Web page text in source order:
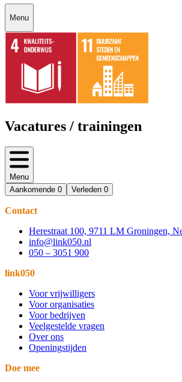
Menu
Vacatures / trainingen
Menu
Aankomende 0 Verleden 0
Contact
Herestraat 100, 9711 LM Groningen,
info@link050.nl
050 – 3051 900
link050
Voor vrijwilligers
Voor organisaties
Voor bedrijven
Veelgestelde vragen
Over ons
Openingstijden
Doe mee